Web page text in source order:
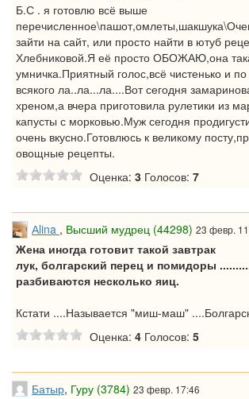
Б.С . я готовлю всё выше
зайти на сайт, или просто найти в ютуб
Хлебниковой.Я её просто ОБОЖАЮ,она
умничка.Приятный голос,всё чистенько и
всякого ла..ла...ла....Вот сегодня
хреном,а вчера приготовила рулетики из
капусты с морковью.Муж сегодня
очень вкусно.Готовлюсь к великому
овощные рецепты.
Оценка: 3 Голосов: 7
Аlina , Высший мудрец (44298) 23 февр.
Жена иногда готовит такой завтрак
лук, болгарский перец и помидоры
разбиваются несколько яиц.
Кстати ....Называется "миш-маш"
Оценка: 4 Голосов: 5
Батыр, Гуру (3784) 23 февр. 17:46